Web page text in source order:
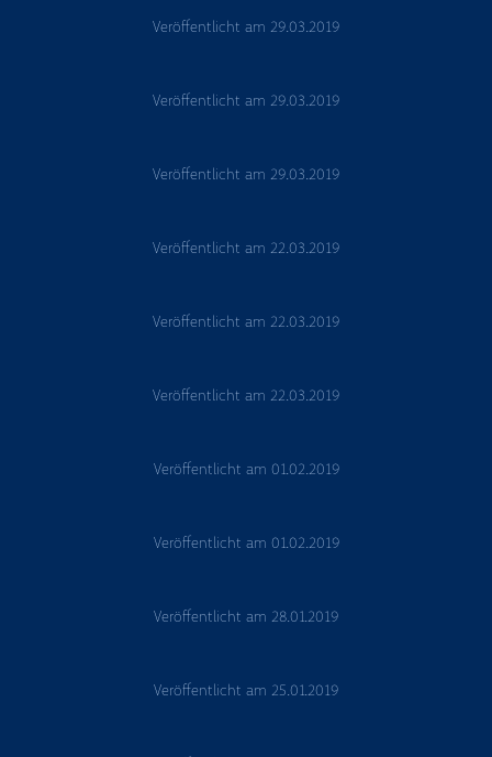
Veröffentlicht am 29.03.2019
Veröffentlicht am 29.03.2019
Veröffentlicht am 29.03.2019
Veröffentlicht am 22.03.2019
Veröffentlicht am 22.03.2019
Veröffentlicht am 22.03.2019
Veröffentlicht am 01.02.2019
Veröffentlicht am 01.02.2019
Veröffentlicht am 28.01.2019
Veröffentlicht am 25.01.2019